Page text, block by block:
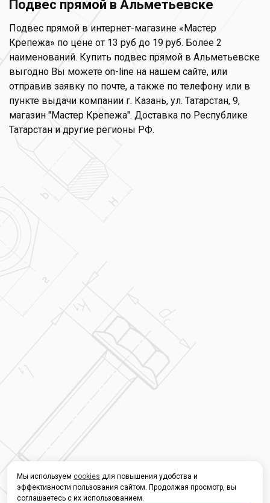
Подвес прямой в Альметьевске
Подвес прямой в интернет-магазине «Мастер
Крепежа» по цене от 13 руб до 19 руб. Более 2
наименований. Купить подвес прямой в Альметьевске
выгодно Вы можете on-line на нашем сайте, или
отправив заявку по почте, а также по телефону или в
пункте выдачи компании г. Казань, ул. Татарстан, 9,
магазин "Мастер Крепежа". Доставка по Республике
Татарстан и другие регионы РФ.
Мы используем cookies для повышения удобства и
эффективности пользования сайтом. Продолжая просмотр, вы
соглашаетесь с их использованием.